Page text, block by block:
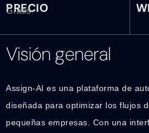
PRECIO
Gratis
Visión general
Assign-AI es una plataforma de
diseñada para optimizar los flujos
pequeñas empresas. Con una